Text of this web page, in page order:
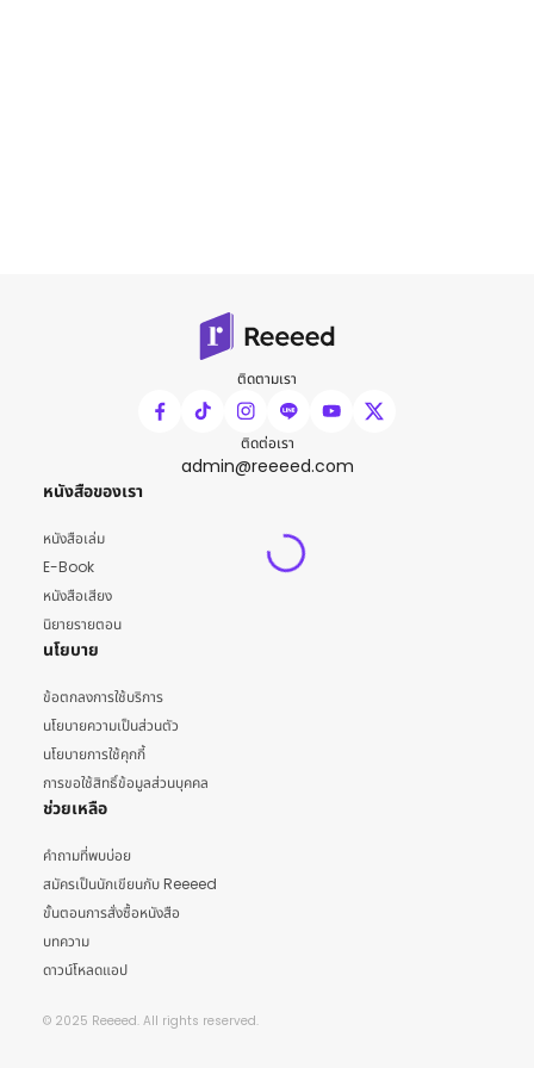
ติดตามเรา
ติดต่อเรา
admin@reeeed.com
หนังสือของเรา
หนังสือเล่ม
E-Book
หนังสือเสียง
นิยายรายตอน
นโยบาย
ข้อตกลงการใช้บริการ
นโยบายความเป็นส่วนตัว
นโยบายการใช้คุกกี้
การขอใช้สิทธิ์ข้อมูลส่วนบุคคล
ช่วยเหลือ
คำถามที่พบบ่อย
สมัครเป็นนักเขียนกับ Reeeed
ขั้นตอนการสั่งซื้อหนังสือ
บทความ
ดาวน์โหลดแอป
© 2025 Reeeed. All rights reserved.